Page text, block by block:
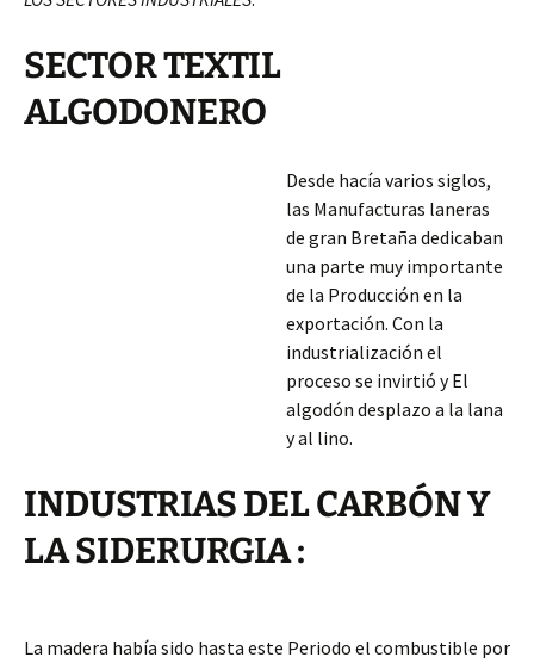
SECTOR TEXTIL
ALGODONERO
Desde hacía varios siglos,
las Manufacturas laneras
de gran Bretaña dedicaban
una parte muy importante
de la Producción en la
exportación. Con la
industrialización el
proceso se invirtió y El
algodón desplazo a la lana
y al lino.
INDUSTRIAS DEL CARBÓN Y
LA SIDERURGIA :
La madera había sido hasta este Periodo el combustible por